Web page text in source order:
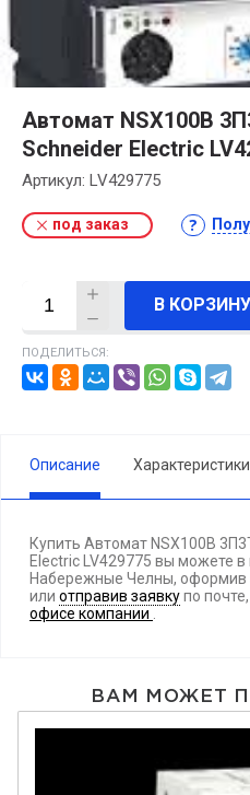
Автомат NSX100B
Schneider Electric
Артикул: LV429775
под заказ
В КОРЗИНУ
ПОДЕЛИТЬСЯ:
Описание Характеристики
Купить Автомат NSX100B
Electric LV429775 вы можете
Набережные Челны, оформив
или отправив заявкупо
офисе компании
ВАМ МОЖЕТ